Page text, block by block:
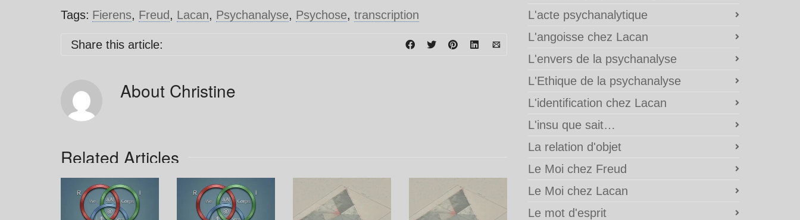
Tags: Fierens, Freud, Lacan, Psychanalyse, Psychose, transcription
Share this article:
About Christine
Related Articles
L'acte psychanalytique
L'angoisse chez Lacan
L'envers de la psychanalyse
L'Ethique de la psychanalyse
L'identification chez Lacan
L'insu que sait…
La relation d'objet
Le Moi chez Freud
Le Moi chez Lacan
Le mot d'esprit